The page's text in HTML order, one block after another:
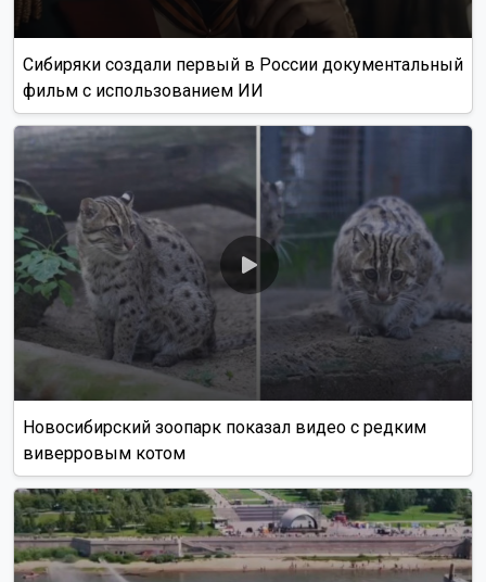
Сибиряки создали первый в России документальный
фильм с использованием ИИ
Новосибирский зоопарк показал видео с редким
виверровым котом